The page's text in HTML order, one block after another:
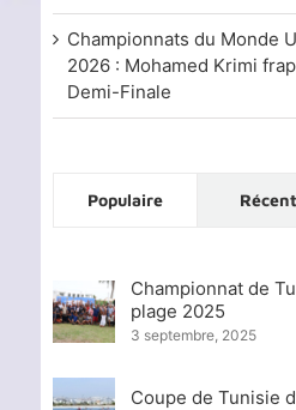
Championnats du Monde
2026 : Mohamed Krimi
Demi-Finale
Populaire Récent
Championnat de
plage 2025
3 septembre, 2025
Coupe de Tunisie